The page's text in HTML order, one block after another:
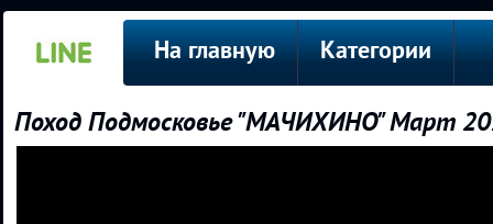
На главную Категории
Поход Подмосковье "МАЧИХИНО" Март